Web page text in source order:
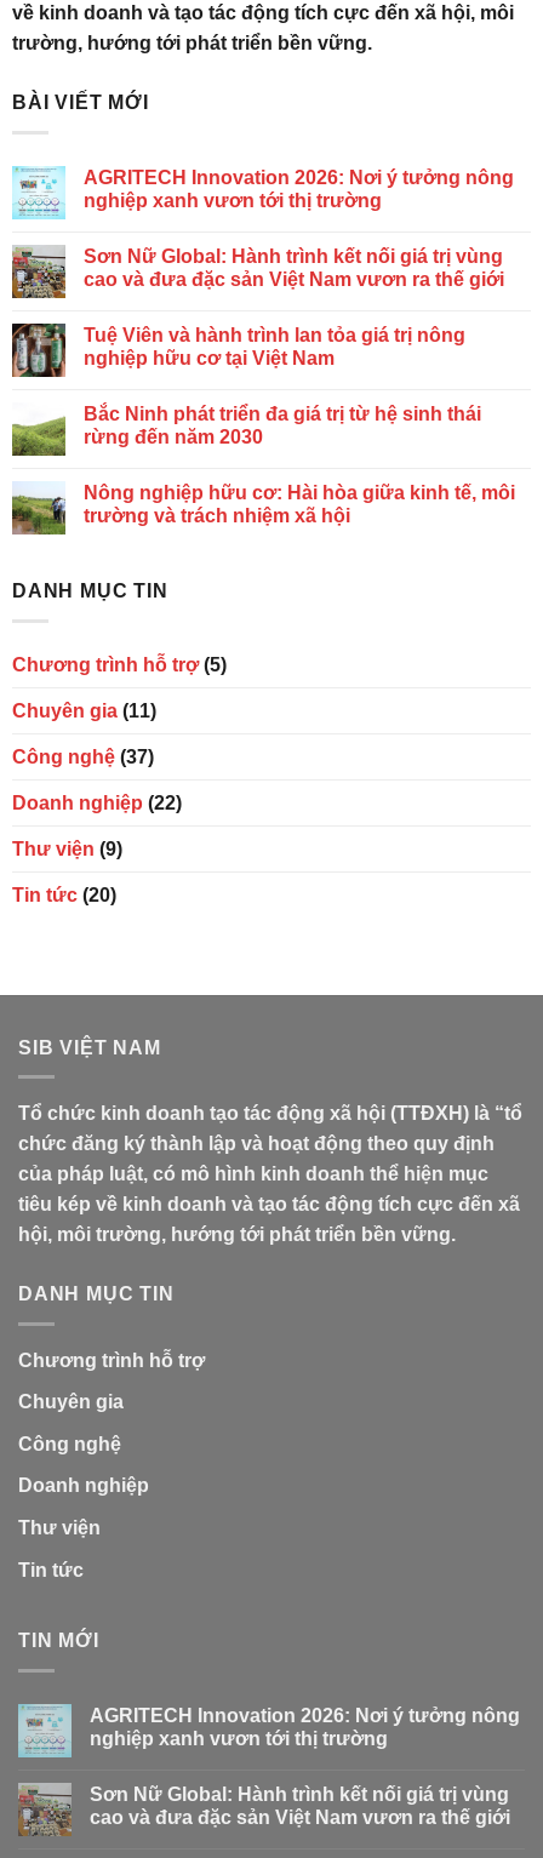
về kinh doanh và tạo tác động tích cực đến xã hội, môi
trường, hướng tới phát triển bền vững.
BÀI VIẾT MỚI
AGRITECH Innovation 2026: Nơi ý tưởng nông
nghiệp xanh vươn tới thị trường
Sơn Nữ Global: Hành trình kết nối giá trị vùng
cao và đưa đặc sản Việt Nam vươn ra thế giới
Tuệ Viên và hành trình lan tỏa giá trị nông
nghiệp hữu cơ tại Việt Nam
Bắc Ninh phát triển đa giá trị từ hệ sinh thái
rừng đến năm 2030
Nông nghiệp hữu cơ: Hài hòa giữa kinh tế, môi
trường và trách nhiệm xã hội
DANH MỤC TIN
Chương trình hỗ trợ(5)
Chuyên gia (11)
Công nghệ (37)
Doanh nghiệp (22)
Thư viện (9)
Tin tức (20)
SIB VIỆT NAM
Tổ chức kinh doanh tạo tác động xã hội (TTĐXH) là “tổ
chức đăng ký thành lập và hoạt động theo quy định
của pháp luật, có mô hình kinh doanh thể hiện mục
tiêu kép về kinh doanh và tạo tác động tích cực đến xã
hội, môi trường, hướng tới phát triển bền vững.
DANH MỤC TIN
Chương trình hỗ trợ
Chuyên gia
Công nghệ
Doanh nghiệp
Thư viện
Tin tức
TIN MỚI
AGRITECH Innovation 2026: Nơi ý tưởng nông
nghiệp xanh vươn tới thị trường
Sơn Nữ Global: Hành trình kết nối giá trị vùng
cao và đưa đặc sản Việt Nam vươn ra thế giới